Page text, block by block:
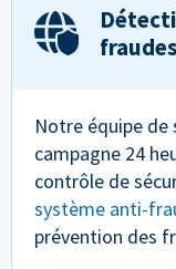
fraudes
Notre équipe
campagne 24
contrôle de
système anti-
prévention des